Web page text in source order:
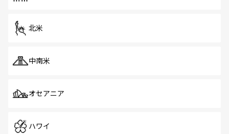
北米
中南米
オセアニア
ハワイ